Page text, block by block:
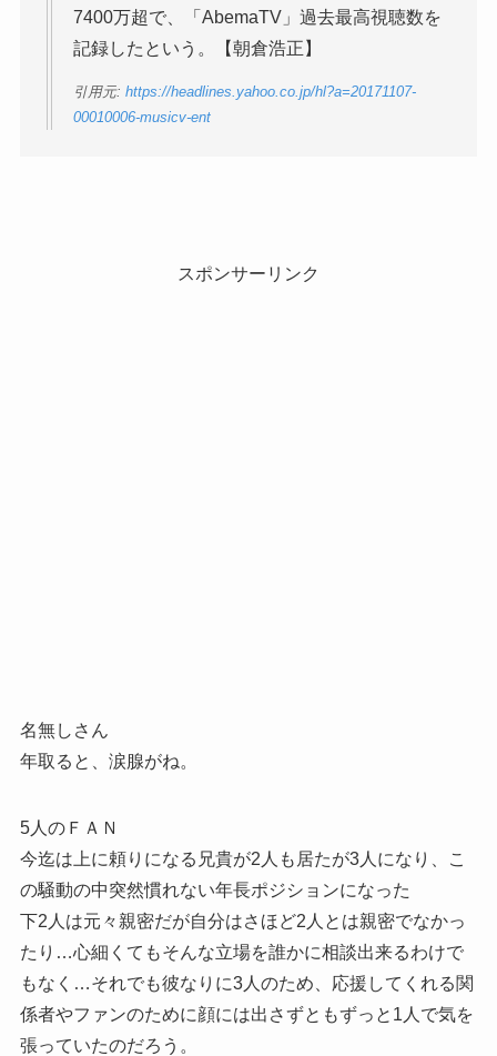
7400万超で、「AbemaTV」過去最高視聴数を
記録したという。【朝倉浩正】
引用元: https://headlines.yahoo.co.jp/hl?a=20171107-
00010006-musicv-ent
スポンサーリンク
名無しさん
年取ると、涙腺がね。
5人のＦＡＮ
今迄は上に頼りになる兄貴が2人も居たが3人になり、こ
の騒動の中突然慣れない年長ポジションになった
下2人は元々親密だが自分はさほど2人とは親密でなかっ
たり…心細くてもそんな立場を誰かに相談出来るわけで
もなく…それでも彼なりに3人のため、応援してくれる関
係者やファンのために顔には出さずともずっと1人で気を
張っていたのだろう。